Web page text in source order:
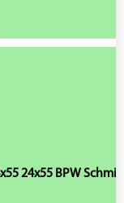
24x55 BPW